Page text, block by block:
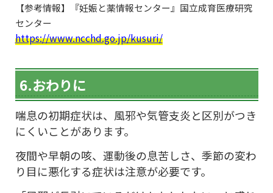
【参考情報】『妊娠と薬情報センター』国立成育医療研究
センター
https://www.ncchd.go.jp/kusuri/
6.おわりに
喘息の初期症状は、風邪や気管支炎と区別がつき
にくいことがあります。
夜間や早朝の咳、運動後の息苦しさ、季節の変わ
り目に悪化する症状は注意が必要です。